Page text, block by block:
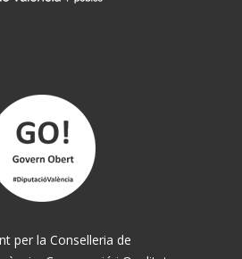
per la Conselleria de